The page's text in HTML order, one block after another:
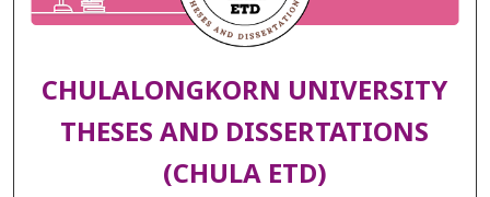
CHULALONGKORN UNIVERSITY
THESES AND DISSERTATIONS
(CHULA ETD)